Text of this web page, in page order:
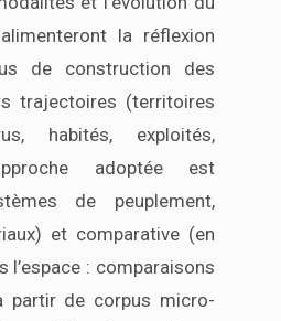
la réflexion
de construction des
trajectoires (territoires
habités, exploités,
adoptée est
de peuplement,
et comparative (en
l’espace : comparaisons
partir de corpus micro-